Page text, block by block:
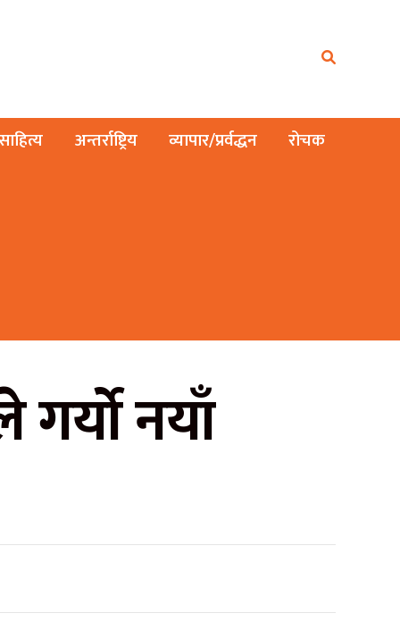
अन्तर्राष्ट्रिय व्यापार/प्रर्वद्धन रोचक
नयाँ